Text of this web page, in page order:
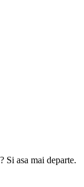
Si asa mai departe.